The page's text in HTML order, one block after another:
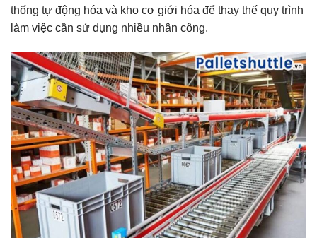
thống tự động hóa và kho cơ giới hóa để thay thế quy trình
làm việc cần sử dụng nhiều nhân công.